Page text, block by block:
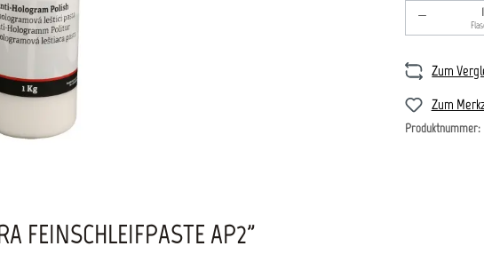
Produkt
Zum
Zum
Produktnummer:
FEINSCHLEIFPASTE AP2"